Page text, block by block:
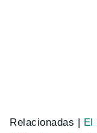
Relacionadas | El